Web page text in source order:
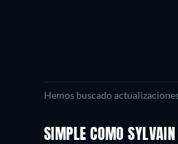
Hemos buscado
SIMPLE COMO